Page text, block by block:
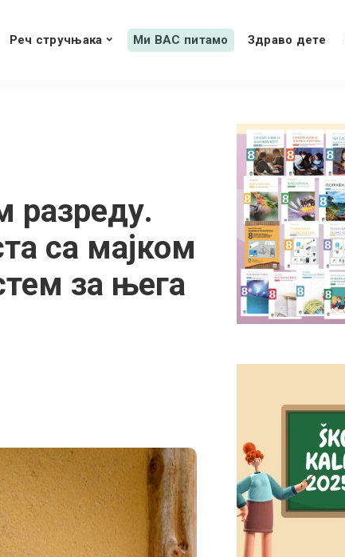
Реч стручњака Ми ВАС питамо Здраво дете
разреду.
са мајком
за њега